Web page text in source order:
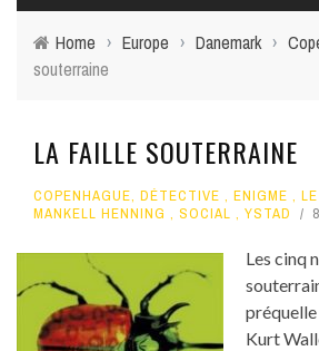
Home › Europe › Danemark ›
souterraine
LA FAILLE SOUTERRAINE
COPENHAGUE, DÉTECTIVE , ENIGME ,
MANKELL HENNING , SOCIAL , YSTAD
Les cinq
Kurt